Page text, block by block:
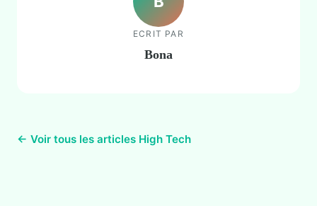
ECRIT PAR
Bona
← Voir tous les articles High Tech